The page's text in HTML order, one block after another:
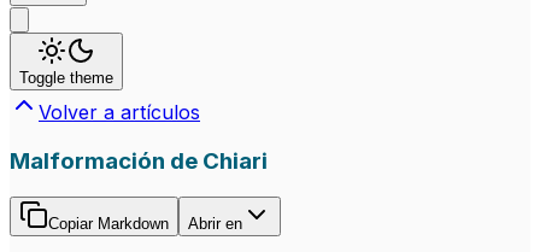
Toggle theme
Volver a artículos
Malformación de Chiari
Copiar Markdown Abrir en